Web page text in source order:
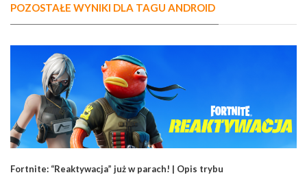
POZOSTAŁE WYNIKI DLA TAGU ANDROID
Fortnite: “Reaktywacja” już w parach! | Opis trybu